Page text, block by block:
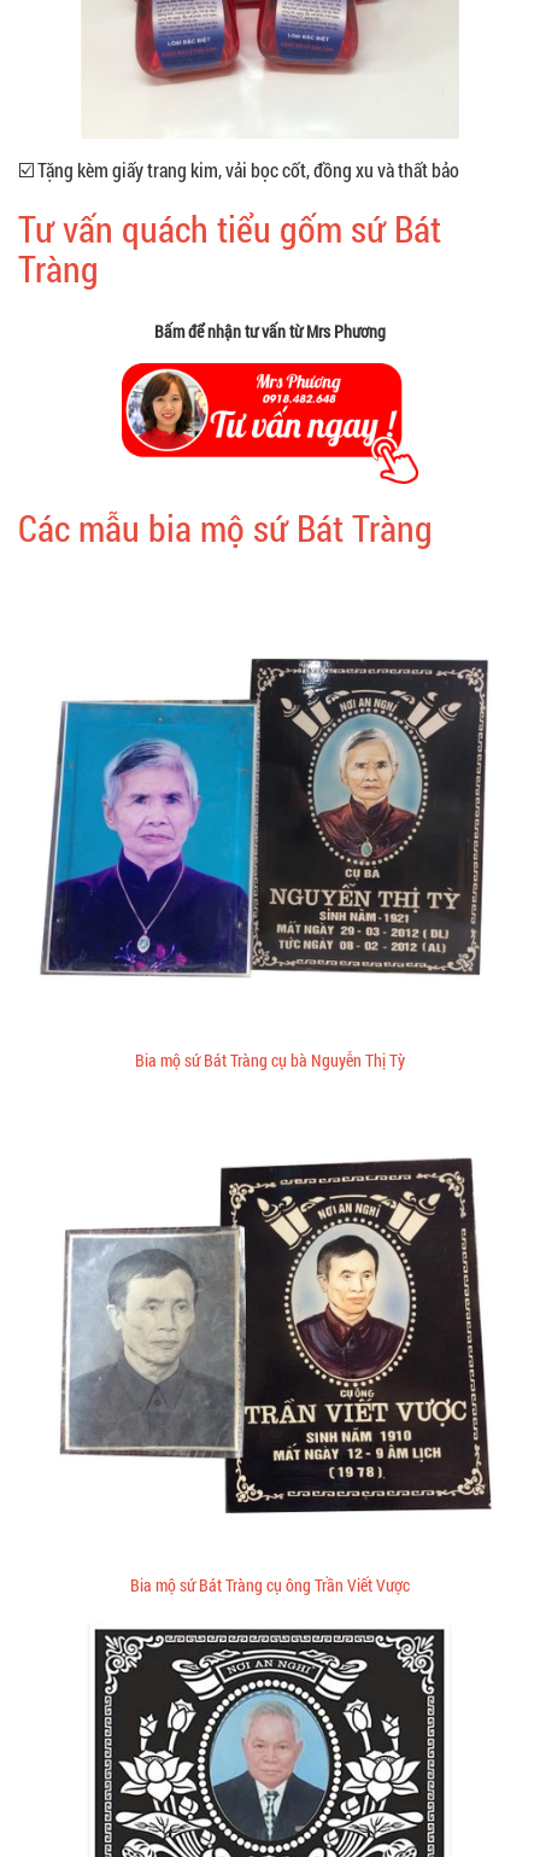
☑️ Tặng kèm giấy trang kim, vải bọc cốt, đồng xu và thất bảo
Tư vấn quách tiểu gốm sứ Bát
Tràng
Bấm để nhận tư vấn từ Mrs Phương
Các mẫu bia mộ sứ Bát Tràng
Bia mộ sứ Bát Tràng cụ bà Nguyễn Thị Tỳ
Bia mộ sứ Bát Tràng cụ ông Trần Viết Vược